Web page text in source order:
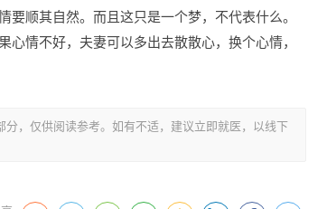
顺其自然。而且这只是一个梦，不代表什么。
情不好，夫妻可以多出去散散心，换个心情，
，仅供阅读参考。如有不适，建议立即就医，以线下